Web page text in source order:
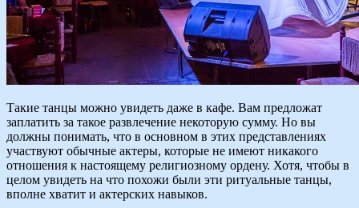
Такие танцы можно увидеть даже в кафе. Вам предложат
заплатить за такое развлечение некоторую сумму. Но вы
должны понимать, что в основном в этих представлениях
участвуют обычные актеры, которые не имеют никакого
отношения к настоящему религиозному ордену. Хотя, чтобы в
целом увидеть на что похожи были эти ритуальные танцы,
вполне хватит и актерских навыков.